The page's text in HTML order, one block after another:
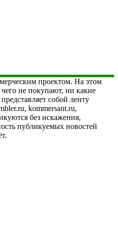
проектом. На этом
не покупают, ни какие
собой ленту
kommersant.ru,
без искажения,
публикуемых новостей